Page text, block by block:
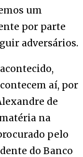
um
por parte
adversários.
aí, por
de
na
pelo
do Banco